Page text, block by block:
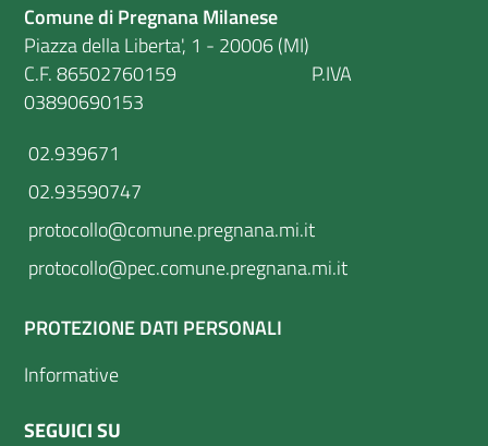
Comune di Pregnana Milanese
Piazza della Liberta', 1 - 20006 (MI)
C.F. 86502760159 P.IVA
03890690153
02.939671
02.93590747
protocollo@comune.pregnana.mi.it
protocollo@pec.comune.pregnana.mi.it
PROTEZIONE DATI PERSONALI
Informative
SEGUICI SU